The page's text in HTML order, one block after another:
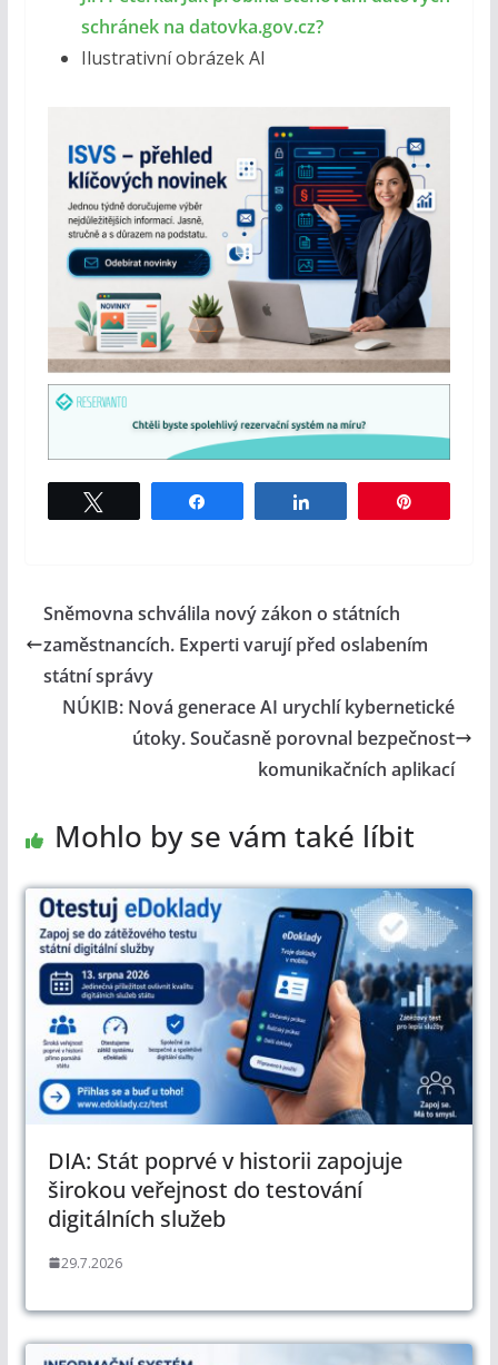
schránek na datovka.gov.cz?
Ilustrativní obrázek AI
Sněmovna schválila nový zákon o státních
zaměstnancích. Experti varují před oslabením
státní správy
NÚKIB: Nová generace AI urychlí kybernetické
útoky. Současně porovnal bezpečnost
komunikačních aplikací
Mohlo by se vám také líbit
DIA: Stát poprvé v historii zapojuje
širokou veřejnost do testování
digitálních služeb
29.7.2026